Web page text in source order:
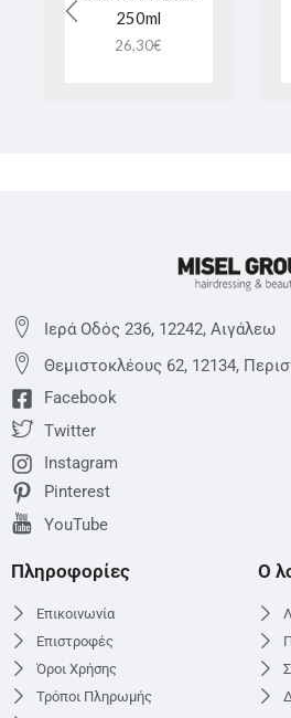
250ml
26,30€
Ιερά Οδός 236, 12242, Αιγάλεω
Θεμιστoκλέους 62, 12134,
Facebook
Twitter
Instagram
Pinterest
YouTube
Πληροφορίες
Επικοινωνία
Επιστροφές
Όροι Χρήσης
Τρόποι Πληρωμής
Ο